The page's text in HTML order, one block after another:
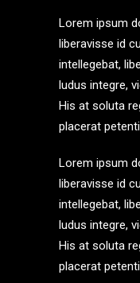
Lorem ipsum
liberavisse id
intellegebat,
ludus integre,
His at soluta
placerat
Lorem ipsum
liberavisse id
intellegebat,
ludus integre,
His at soluta
placerat